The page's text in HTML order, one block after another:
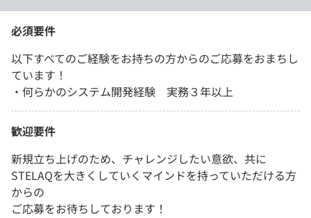
必須要件
以下すべてのご経験をお持ちの方からのご応募をおまちし
ています！
・何らかのシステム開発経験 実務３年以上
歓迎要件
新規立ち上げのため、チャレンジしたい意欲、共に
STELAQを大きくしていくマインドを持っていただける方
からの
ご応募をお待ちしております！